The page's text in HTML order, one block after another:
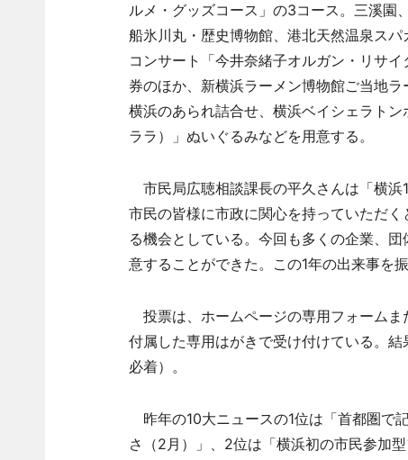
ルメ・グッズコース」の3コース。三溪園
船氷川丸・歴史博物館、港北天然温泉ス
コンサート「今井奈緒子オルガン・リサ
券のほか、新横浜ラーメン博物館ご当地
横浜のあられ詰合せ、横浜ベイシェラト
ララ）」ぬいぐるみなどを用意する。
市民局広聴相談課長の平久さんは「横浜
市民の皆様に市政に関心を持っていただ
る機会としている。今回も多くの企業、
意することができた。この1年の出来事を
投票は、ホームページの専用フォームま
付属した専用はがきで受け付けている。
必着）。
昨年の10大ニュースの1位は「首都圏で
さ（2月）」、2位は「横浜初の市民参加